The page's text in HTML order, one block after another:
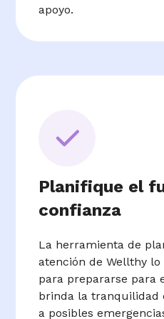
apoyo.
Planifique el
confianza
La herramienta de
atención de Wellthy lo
para prepararse para
brinda la tranquilidad
a posibles